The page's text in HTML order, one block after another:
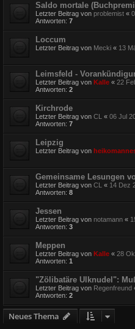
Saldo mortale
Letzter Beitrag von problemist «
Antworten: 7
Loccum
Letzter Beitrag von Mecki « 13
Leimsfeld -
Letzter Beitrag von Kalle « 22
Antworten: 2
Kirchrode
Letzter Beitrag von CL « 06 Jul
Antworten: 7
Leipzig
Letzter Beitrag von
Gemeinsame Lesungen
Letzter Beitrag von CL « 14 Dez
Antworten: 8
Jessen
Letzter Beitrag von notamann «
Antworten: 3
Meppen
Letzter Beitrag von Kalle « 28
Antworten: 1
"Zölibatäre Ulknudel":
Letzter Beitrag von Regenfreund
Antworten: 2
Neues Thema